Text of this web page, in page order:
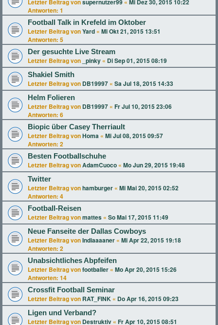
Letzter Beitrag vonsupernutzer99 « Mi Dez 30, 2015 10:22
Antworten: 1
Football Talk in Krefeld im Oktober
Letzter Beitrag vonYard « Mi Okt 21, 2015 13:51
Antworten: 5
Der gesuchte Live Stream
Letzter Beitrag von _pinky « Di Sep 01, 2015 08:19
Shakiel Smith
Letzter Beitrag von DB19997 « Sa Jul 18, 2015 14:33
Helm Folieren
Letzter Beitrag von DB19997 « Fr Jul 10, 2015 23:06
Antworten: 6
Biopic über Casey Therriault
Letzter Beitrag vonHoma « Mi Jul 08, 2015 09:57
Antworten: 2
Besten Footballschuhe
Letzter Beitrag vonAdamCuoco « Mo Jun 29, 2015 19:48
Twitter
Letzter Beitrag vonhamburger « Mi Mai 20, 2015 02:52
Antworten: 4
Football-Reisen
Letzter Beitrag vonmattes « So Mai 17, 2015 11:49
Neue Fanseite der Dallas Cowboys
Letzter Beitrag vonIndiaaaaner « Mi Apr 22, 2015 19:18
Antworten: 2
Unabsichtliches Abpfeifen
Letzter Beitrag vonfootballer « Mo Apr 20, 2015 15:26
Antworten: 14
Crossfit Football Seminar
Letzter Beitrag von RAT_FINK « Do Apr 16, 2015 09:23
Ligen und Verband?
Letzter Beitrag von Destruktiv « Fr Apr 10, 2015 08:51